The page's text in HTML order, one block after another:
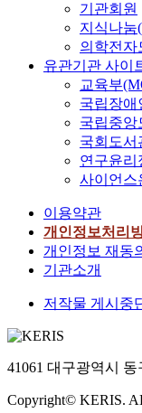
기관회원
지식나눔
의학전자
유관기관 사이
교육부
국립장
국립중앙
국회도
연구윤리
사이언스
이용약관
개인정보처리
개인정보 재동
기관소개
저작물 게시중
41061 대구광역시
Copyright© KERIS.